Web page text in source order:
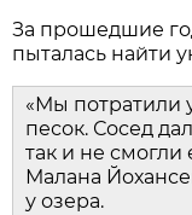
За прошедшие
пыталась найти
«Мы потратили
песок. Сосед
так и не смогли
Малана
у озера.